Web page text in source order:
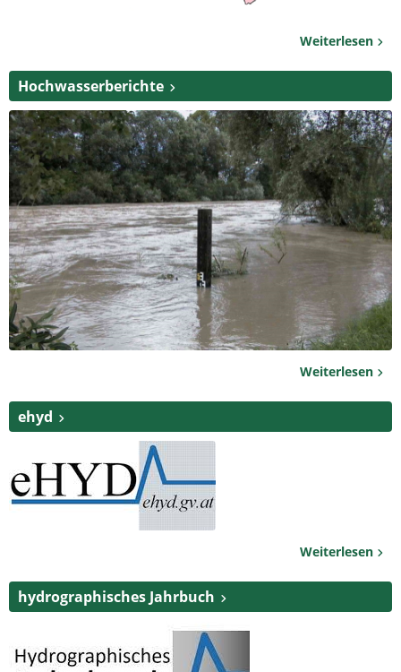
Weiterlesen
Hochwasserberichte
Weiterlesen
ehyd
Weiterlesen
hydrographisches Jahrbuch